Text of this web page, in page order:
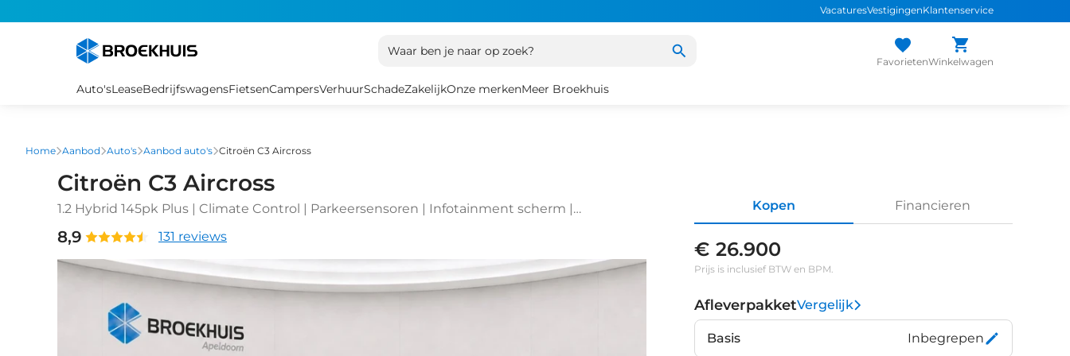
VacaturesVestigingenKlantenservice
Waar ben je naar op zoek?
FavorietenWinkelwagen
Auto'sLeaseBedrijfswagensFietsenCampersVerhuurSchadeZakelijkOnze merkenMeer Broekhuis
Home Aanbod Auto's Aanbod auto's Citroën C3 Aircross
Citroën C3 Aircross
1.2 Hybrid 145pk Plus | Climate Control | Parkeersensoren | Infotainment scherm |
8,9 131 reviews
Kopen Financieren
€ 26.900
Prijs is inclusief BTW en BPM.
AfleverpakketVergelijk
Basis Inbegrepen